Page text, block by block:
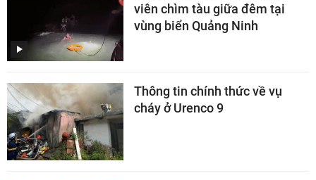
viên chìm tàu giữa đêm tại
vùng biển Quảng Ninh
Thông tin chính thức về vụ
cháy ở Urenco 9